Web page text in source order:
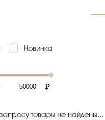
Новинка
₽
товары не найдены...